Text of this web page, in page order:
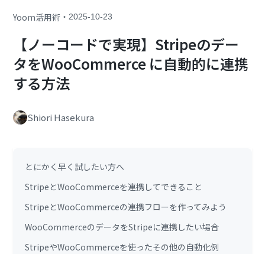
Yoom活用術 ・2025-10-23
【ノーコードで実現】Stripeのデー
タをWooCommerce に自動的に連携
する方法
Shiori Hasekura
とにかく早く試したい方へ
StripeとWooCommerceを連携してできること
StripeとWooCommerceの連携フローを作ってみよう
WooCommerceのデータをStripeに連携したい場合
StripeやWooCommerceを使ったその他の自動化例